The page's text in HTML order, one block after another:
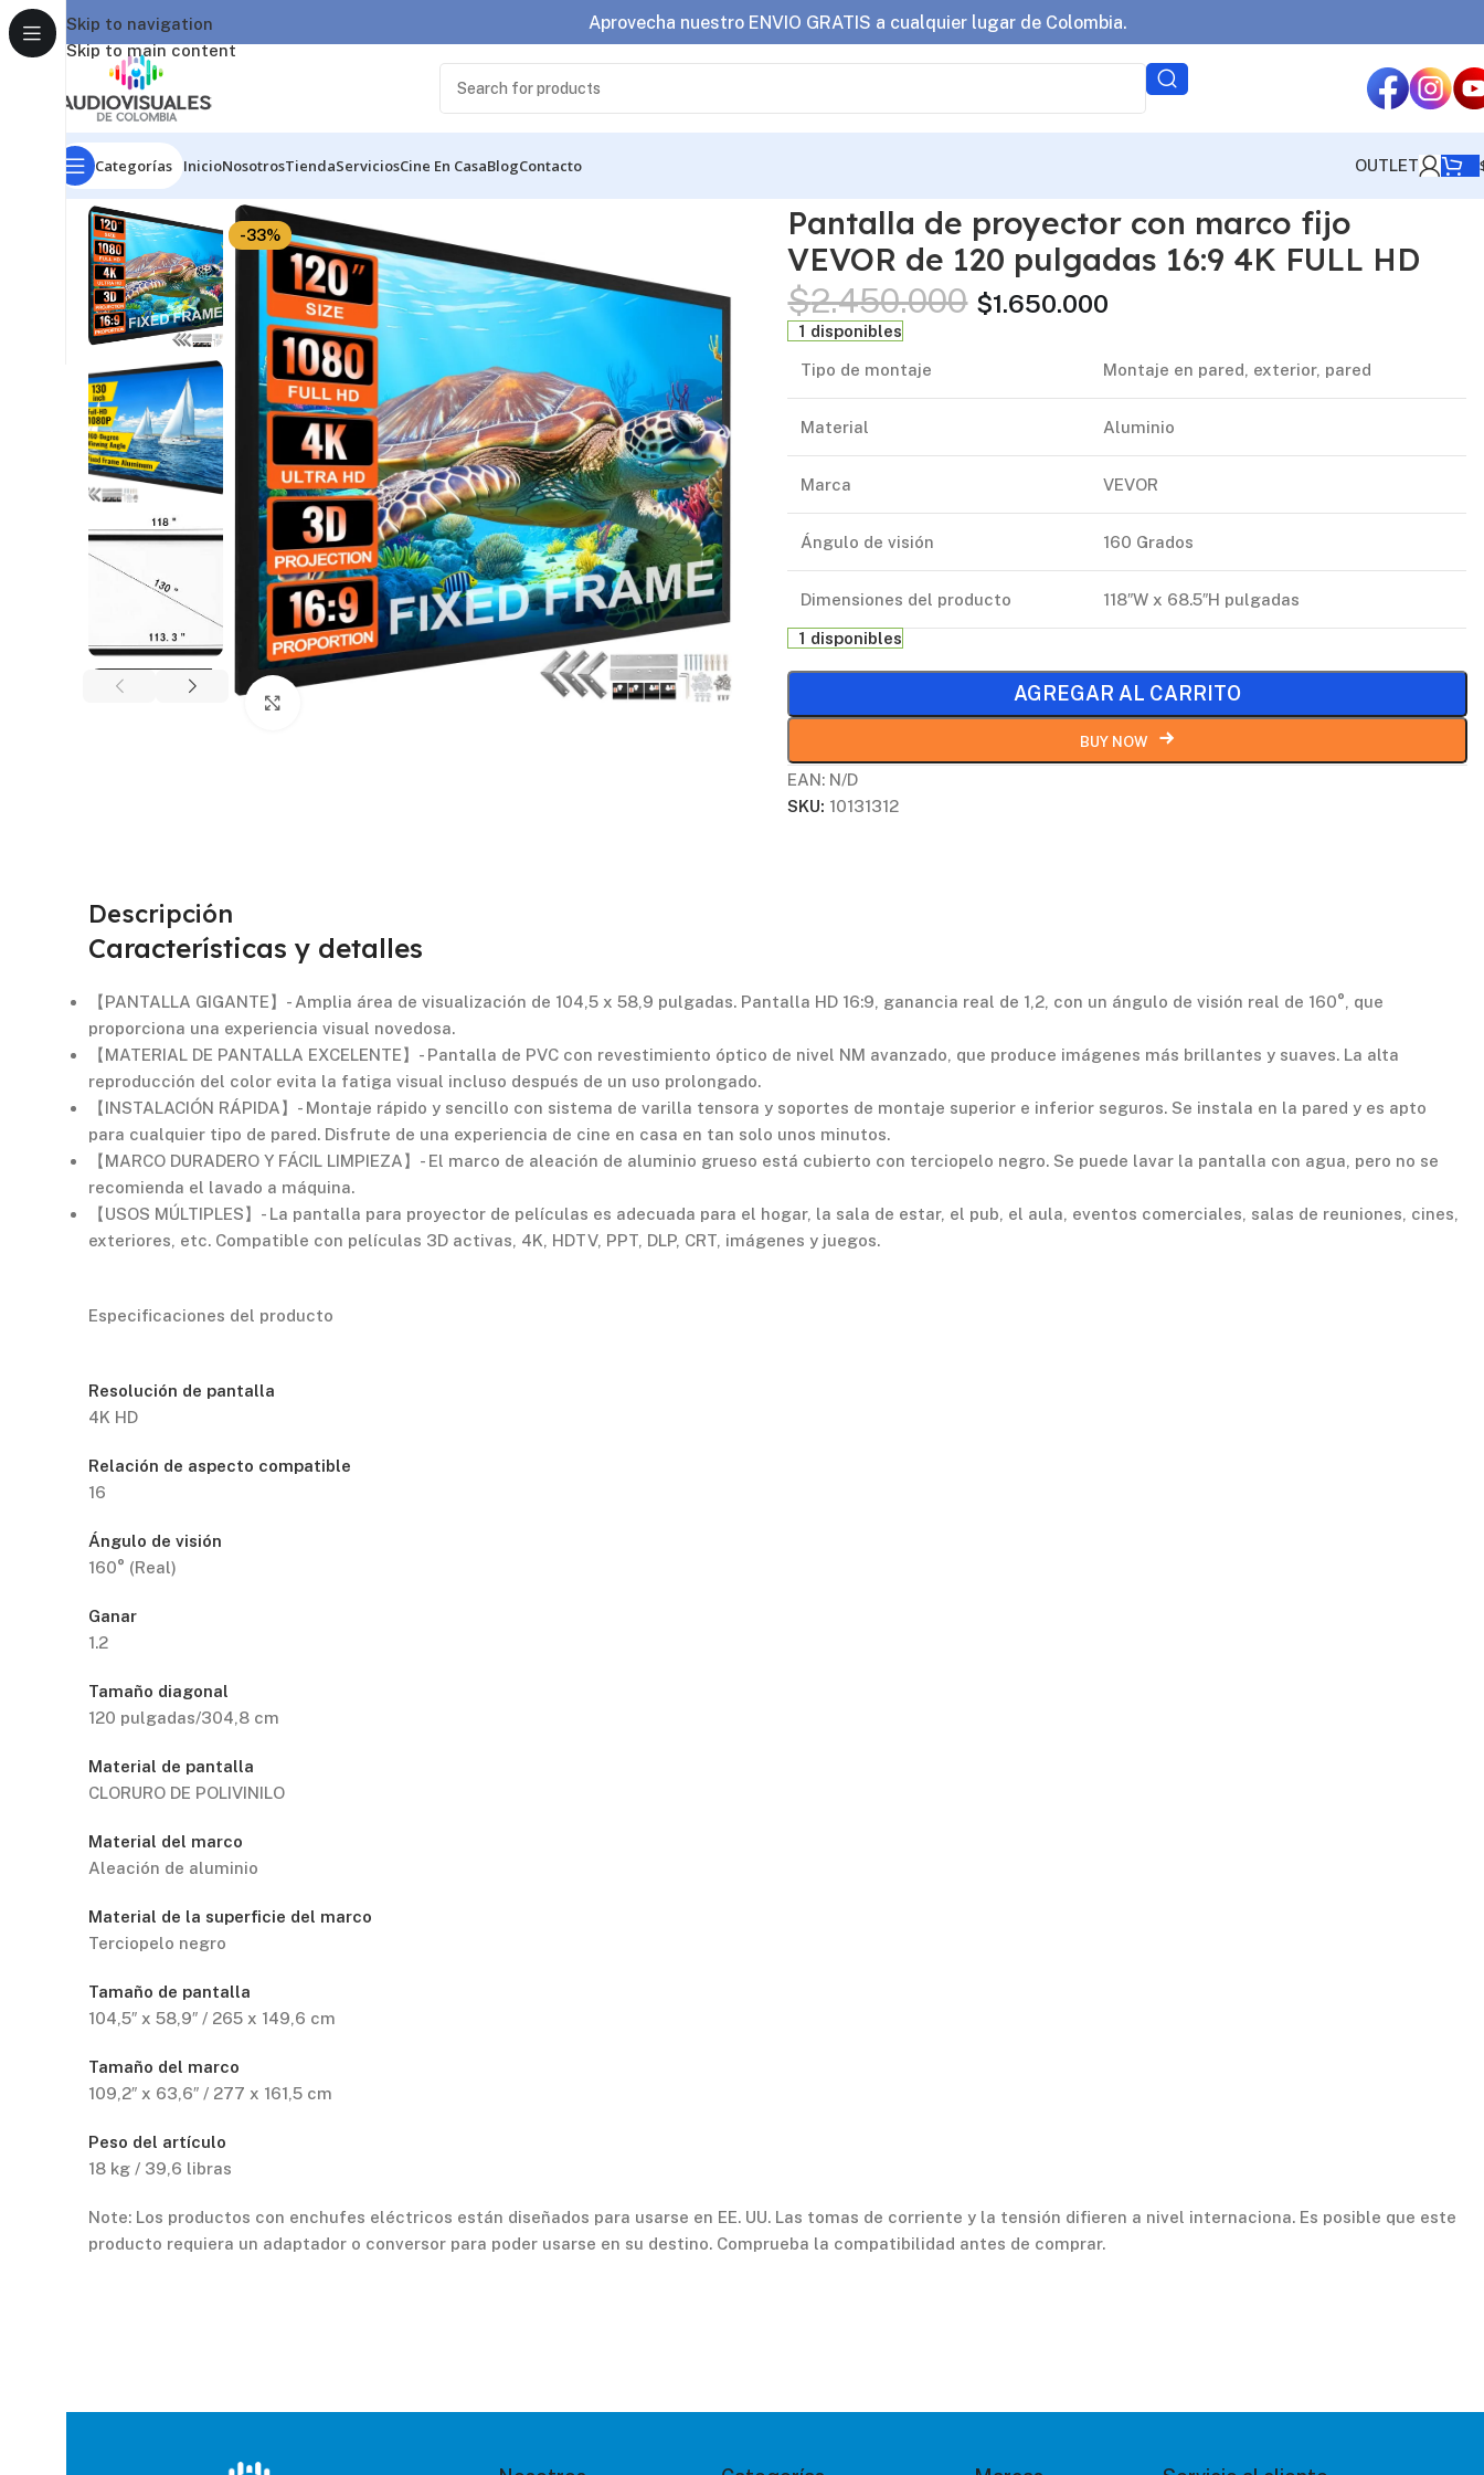
Skip to navigation
Skip to main content
Aprovecha nuestro ENVIO GRATIS a cualquier lugar de Colombia.
Categorías InicioNosotrosTiendaServiciosCine En CasaBlogContacto OUTLET
Inicio/Video
-33%
Pantalla de proyector con marco fijo
VEVOR de 120 pulgadas 16:9 4K FULL HD
$2.450.000 $1.650.000
1 disponibles
Tipo de montaje Montaje en pared, exterior, pared
Material Aluminio
Marca VEVOR
Ángulo de visión 160 Grados
Dimensiones del producto 118″W x 68.5″H pulgadas
1 disponibles
AGREGAR AL CARRITO
BUY NOW
EAN: N/D
SKU: 10131312
Descripción
Características y detalles
【PANTALLA GIGANTE】- Amplia área de visualización de 104,5 x 58,9 pulgadas. Pantalla HD 16:9, ganancia real de 1,2, con un ángulo de visión real de 160°, que
proporciona una experiencia visual novedosa.
【MATERIAL DE PANTALLA EXCELENTE】- Pantalla de PVC con revestimiento óptico de nivel NM avanzado, que produce imágenes más brillantes y suaves. La alta
reproducción del color evita la fatiga visual incluso después de un uso prolongado.
【INSTALACIÓN RÁPIDA】- Montaje rápido y sencillo con sistema de varilla tensora y soportes de montaje superior e inferior seguros. Se instala en la pared y es apto
para cualquier tipo de pared. Disfrute de una experiencia de cine en casa en tan solo unos minutos.
【MARCO DURADERO Y FÁCIL LIMPIEZA】- El marco de aleación de aluminio grueso está cubierto con terciopelo negro. Se puede lavar la pantalla con agua, pero no se
recomienda el lavado a máquina.
【USOS MÚLTIPLES】- La pantalla para proyector de películas es adecuada para el hogar, la sala de estar, el pub, el aula, eventos comerciales, salas de reuniones, cines,
exteriores, etc. Compatible con películas 3D activas, 4K, HDTV, PPT, DLP, CRT, imágenes y juegos.
Especificaciones del producto
Resolución de pantalla
4K HD
Relación de aspecto compatible
16
Ángulo de visión
160° (Real)
Ganar
1.2
Tamaño diagonal
120 pulgadas/304,8 cm
Material de pantalla
CLORURO DE POLIVINILO
Material del marco
Aleación de aluminio
Material de la superficie del marco
Terciopelo negro
Tamaño de pantalla
104,5″ x 58,9″ / 265 x 149,6 cm
Tamaño del marco
109,2″ x 63,6″ / 277 x 161,5 cm
Peso del artículo
18 kg / 39,6 libras
Note: Los productos con enchufes eléctricos están diseñados para usarse en EE. UU. Las tomas de corriente y la tensión difieren a nivel internaciona. Es posible que este
producto requiera un adaptador o conversor para poder usarse en su destino. Comprueba la compatibilidad antes de comprar.